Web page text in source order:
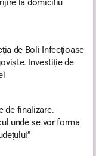
la domiciliu
de Boli Infecțioase
Investiție de
de finalizare.
unde se vor forma